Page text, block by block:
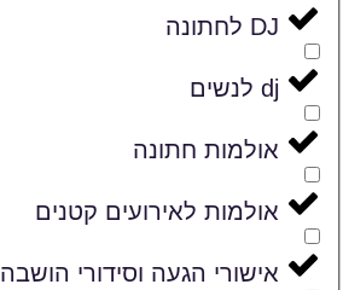
DJ לחתונה
dj לנשים
אולמות חתונה
אולמות לאירועים קטנים
אישורי הגעה וסידורי הושבה